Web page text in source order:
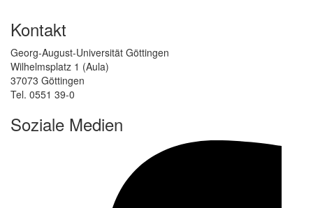
Kontakt
Georg-August-Universität Göttingen
Wilhelmsplatz 1 (Aula)
37073 Göttingen
Tel. 0551 39-0
Soziale Medien